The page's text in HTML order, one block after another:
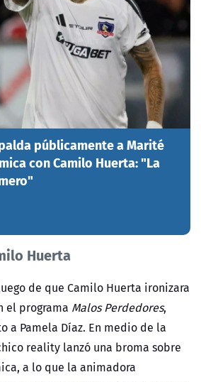
públicamente a Marité
con Camilo Huerta: "La
Huerta
de que Camilo Huerta ironizara
el programa Malos Perdedores,
a Pamela Díaz. En medio de la
reality lanzó una broma sobre
a lo que la animadora